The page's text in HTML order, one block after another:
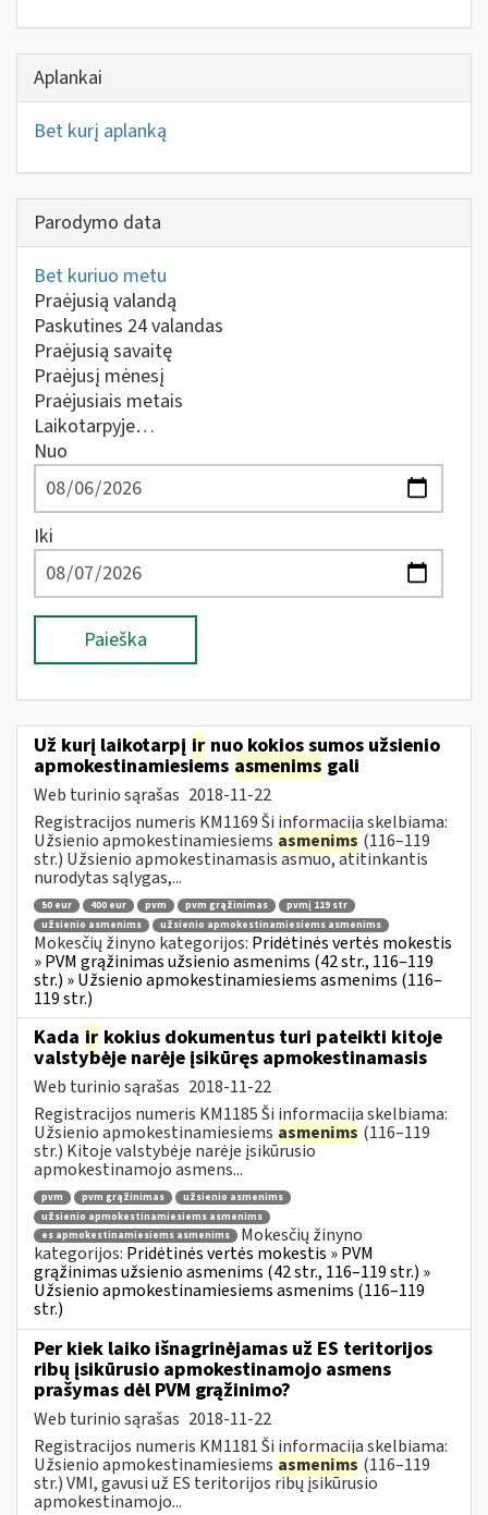
Aplankai
Bet kurį aplanką
Parodymo data
Bet kuriuo metu
Praėjusią valandą
Paskutines 24 valandas
Praėjusią savaitę
Praėjusį mėnesį
Praėjusiais metais
Laikotarpyje…
Nuo
Iki
Paieška
Už kurį laikotarpį ir nuo kokios sumos užsienio
apmokestinamiesiems asmenims gali
Web turinio sąrašas 2018-11-22
Registracijos numeris KM1169 Ši informacija skelbiama:
Užsienio apmokestinamiesiems asmenims (116–119
str.) Užsienio apmokestinamasis asmuo, atitinkantis
nurodytas sąlygas,...
50 eur 400 eur pvm pvm grąžinimas
pvmį 119 str
užsienio asmenims
užsienio apmokestinamiesiems asmenims
Mokesčių žinyno kategorijos: Pridėtinės vertės mokestis
» PVM grąžinimas užsienio asmenims (42 str., 116–119
str.) » Užsienio apmokestinamiesiems asmenims (116–
119 str.)
Kada ir kokius dokumentus turi pateikti kitoje
valstybėje narėje įsikūręs apmokestinamasis
Web turinio sąrašas 2018-11-22
Registracijos numeris KM1185 Ši informacija skelbiama:
Užsienio apmokestinamiesiems asmenims (116–119
str.) Kitoje valstybėje narėje įsikūrusio
apmokestinamojo asmens...
pvm pvm grąžinimas
užsienio asmenims
užsienio apmokestinamiesiems asmenims
es apmokestinamiesiems asmenims
Mokesčių žinyno
kategorijos: Pridėtinės vertės mokestis » PVM
grąžinimas užsienio asmenims (42 str., 116–119 str.) »
Užsienio apmokestinamiesiems asmenims (116–119
str.)
Per kiek laiko išnagrinėjamas už ES teritorijos
ribų įsikūrusio apmokestinamojo asmens
prašymas dėl PVM grąžinimo?
Web turinio sąrašas 2018-11-22
Registracijos numeris KM1181 Ši informacija skelbiama:
Užsienio apmokestinamiesiems asmenims (116–119
str.) VMI, gavusi už ES teritorijos ribų įsikūrusio
apmokestinamojo...